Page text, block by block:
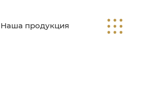
Наша продукция